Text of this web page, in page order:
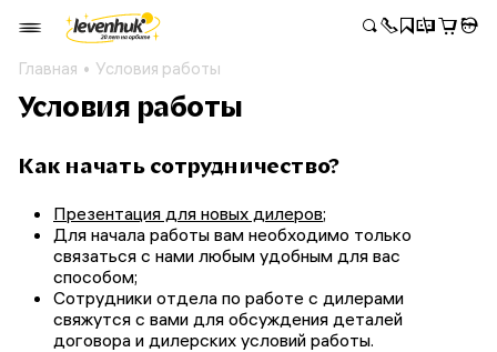
Главная Условия работы
Условия работы
Как начать сотрудничество?
Презентация для новых дилеров;
Для начала работы вам необходимо только
связаться с нами любым удобным для вас
способом;
Сотрудники отдела по работе с дилерами
свяжутся с вами для обсуждения деталей
договора и дилерских условий работы.